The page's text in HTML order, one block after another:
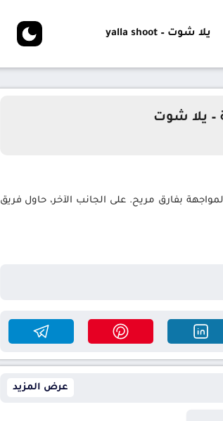
يلا شوت – yalla shoot
– يلا شوت
بفارق مريح. على الجانب الآخر، حاول فريق
عرض المزيد